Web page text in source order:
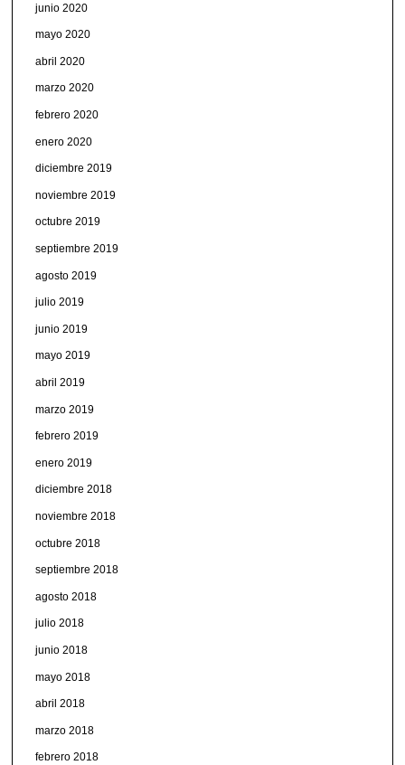
junio 2020
mayo 2020
abril 2020
marzo 2020
febrero 2020
enero 2020
diciembre 2019
noviembre 2019
octubre 2019
septiembre 2019
agosto 2019
julio 2019
junio 2019
mayo 2019
abril 2019
marzo 2019
febrero 2019
enero 2019
diciembre 2018
noviembre 2018
octubre 2018
septiembre 2018
agosto 2018
julio 2018
junio 2018
mayo 2018
abril 2018
marzo 2018
febrero 2018